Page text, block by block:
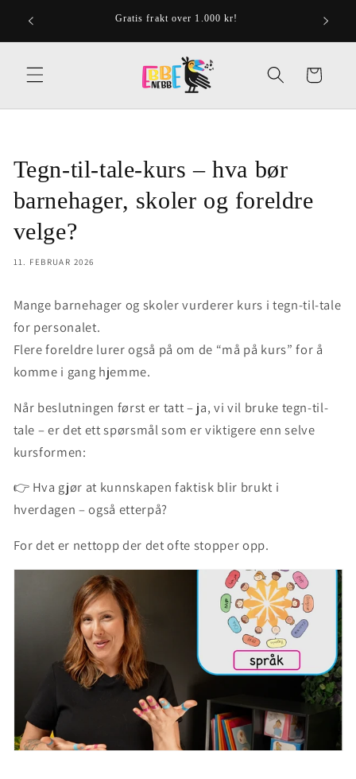
til
Gratis frakt over 1.000 kr!
Handlekurv
Tegn-til-tale-kurs – hva bør
barnehager, skoler og foreldre
velge?
11. FEBRUAR 2026
Mange barnehager og skoler vurderer kurs i tegn-til-tale
for personalet.
Flere foreldre lurer også på om de “må på kurs” for å
komme i gang hjemme.
Når beslutningen først er tatt – ja, vi vil bruke tegn-til-
tale – er det ett spørsmål som er viktigere enn selve
kursformen:
👉 Hva gjør at kunnskapen faktisk blir brukt i
hverdagen – også etterpå?
For det er nettopp der det ofte stopper opp.